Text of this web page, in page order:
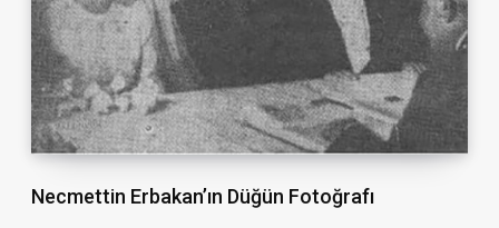
Necmettin Erbakan’ın Düğün Fotoğrafı